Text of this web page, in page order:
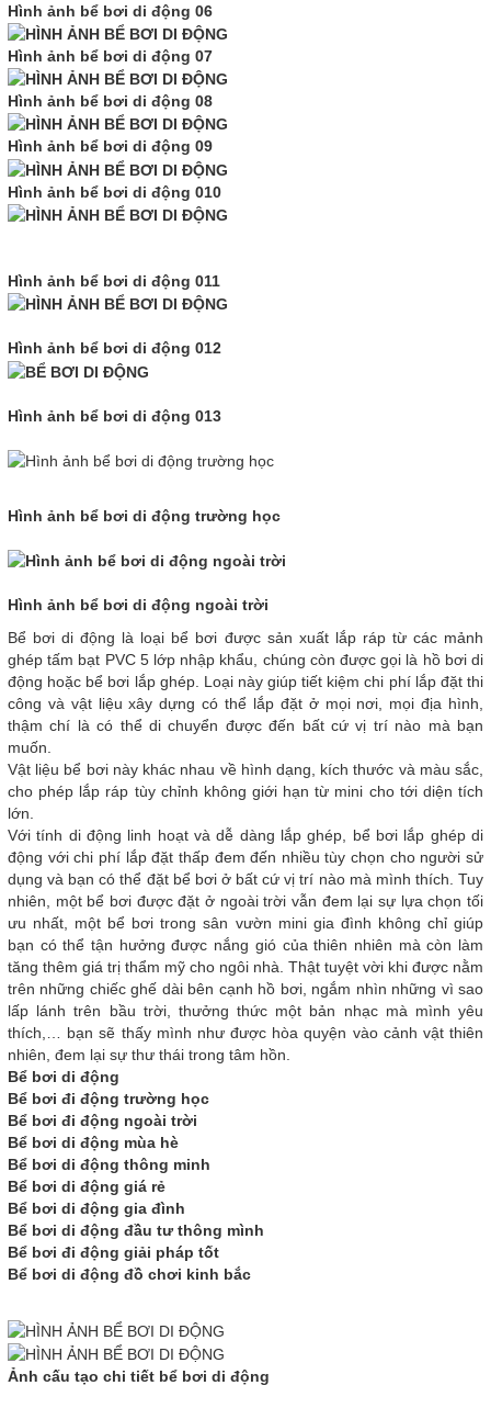
Hình ảnh bể bơi di động 06
Hình ảnh bể bơi di động 07
Hình ảnh bể bơi di động 08
Hình ảnh bể bơi di động 09
Hình ảnh bể bơi di động 010
Hình ảnh bể bơi di động 011
Hình ảnh bể bơi di động 012
Hình ảnh bể bơi di động 013
Hình ảnh bể bơi di động trường học
Hình ảnh bể bơi di động ngoài trời
Bể bơi di động là loại bể bơi được sản xuất lắp ráp từ các mảnh
ghép tấm bạt PVC 5 lớp nhập khẩu, chúng còn được gọi là hồ bơi di
động hoặc bể bơi lắp ghép. Loại này giúp tiết kiệm chi phí lắp đặt thi
công và vật liệu xây dựng có thể lắp đặt ở mọi nơi, mọi địa hình,
thậm chí là có thể di chuyển được đến bất cứ vị trí nào mà bạn
muốn.
Vật liệu bể bơi này khác nhau về hình dạng, kích thước và màu sắc,
cho phép lắp ráp tùy chỉnh không giới hạn từ mini cho tới diện tích
lớn.
Với tính di động linh hoạt và dễ dàng lắp ghép, bể bơi lắp ghép di
động với chi phí lắp đặt thấp đem đến nhiều tùy chọn cho người sử
dụng và bạn có thể đặt bể bơi ở bất cứ vị trí nào mà mình thích. Tuy
nhiên, một bể bơi được đặt ở ngoài trời vẫn đem lại sự lựa chọn tối
ưu nhất, một bể bơi trong sân vườn mini gia đình không chỉ giúp
bạn có thể tận hưởng được nắng gió của thiên nhiên mà còn làm
tăng thêm giá trị thẩm mỹ cho ngôi nhà. Thật tuyệt vời khi được nằm
trên những chiếc ghế dài bên cạnh hồ bơi, ngắm nhìn những vì sao
lấp lánh trên bầu trời, thưởng thức một bản nhạc mà mình yêu
thích,… bạn sẽ thấy mình như được hòa quyện vào cảnh vật thiên
nhiên, đem lại sự thư thái trong tâm hồn.
Bể bơi di động
Bể bơi đi động trường học
Bể bơi đi động ngoài trời
Bể bơi di động mùa hè
Bể bơi di động thông minh
Bể bơi di động giá rẻ
Bể bơi di động gia đình
Bể bơi di động đầu tư thông mình
Bể bơi đi động giải pháp tốt
Bể bơi di động đồ chơi kinh bắc
Ảnh cấu tạo chi tiết bể bơi di động